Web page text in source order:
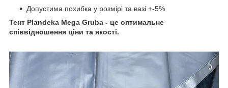
Допустима похибка у розмірі та вазі +-5%
Тент Plandeka Mega Gruba - це оптимальне
співвідношення ціни та якості.